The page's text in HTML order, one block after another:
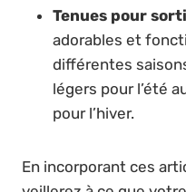
Tenues pour
adorables et
différentes
légers pour l’été
pour l’hiver.
En incorporant ces